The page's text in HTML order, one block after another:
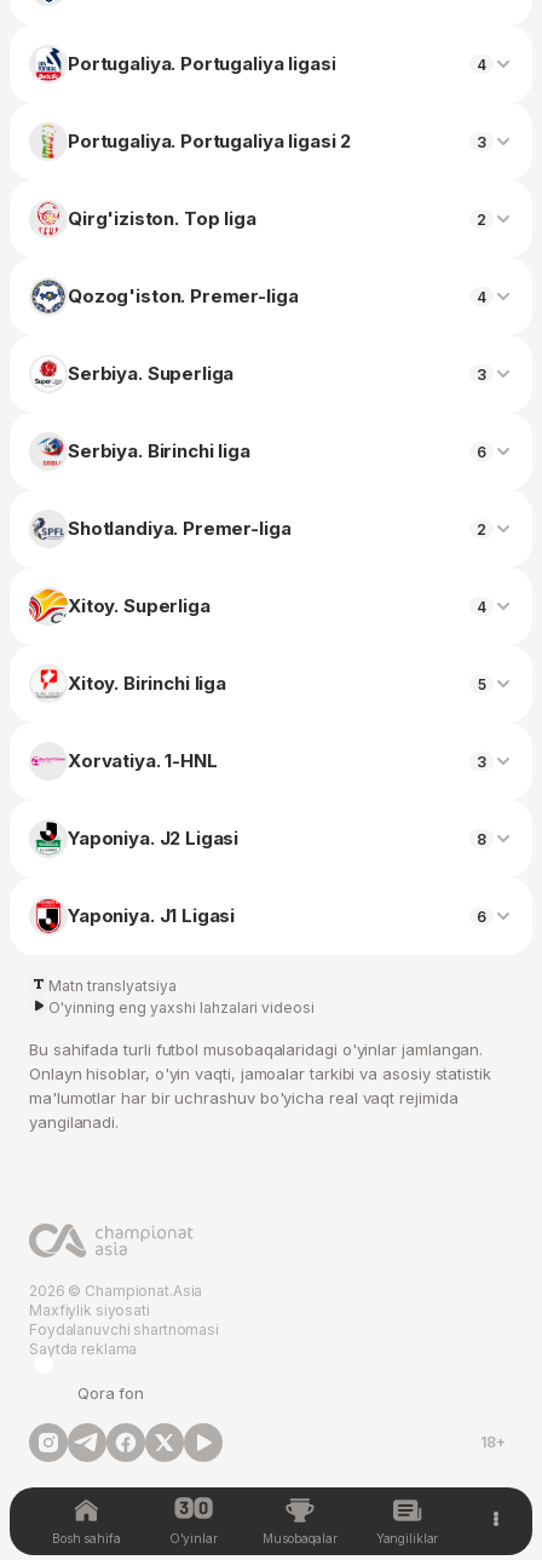
Portugaliya. Portugaliya ligasi 4
Portugaliya. Portugaliya ligasi 2 3
Qirg'iziston. Top liga 2
Qozog'iston. Premer-liga 4
Serbiya. Superliga 3
Serbiya. Birinchi liga 6
Shotlandiya. Premer-liga 2
Xitoy. Superliga 4
Xitoy. Birinchi liga 5
Xorvatiya. 1-HNL 3
Yaponiya. J2 Ligasi 8
Yaponiya. J1 Ligasi 6
Matn translyatsiya
O'yinning eng yaxshi lahzalari videosi
Bu sahifada turli futbol musobaqalaridagi o'yinlar jamlangan.
Onlayn hisoblar, o'yin vaqti, jamoalar tarkibi va asosiy statistik
ma'lumotlar har bir uchrashuv bo'yicha real vaqt rejimida
yangilanadi.
2026 © Championat.Asia
Maxfiylik siyosati
Foydalanuvchi shartnomasi
Saytda reklama
Qora fon
18+
Bosh sahifa O'yinlar Musobaqalar Yangiliklar